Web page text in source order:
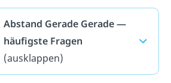
Abstand Gerade Gerade —
häufigste Fragen
(ausklappen)